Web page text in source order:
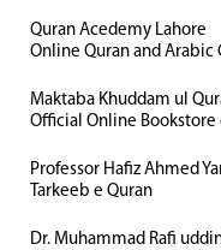
Quran Acedemy Lahore
Online Quran and Arabic
Maktaba Khuddam ul
Official Online Bookstore
Professor Hafiz Ahmed
Tarkeeb e Quran
Dr. Muhammad Rafi